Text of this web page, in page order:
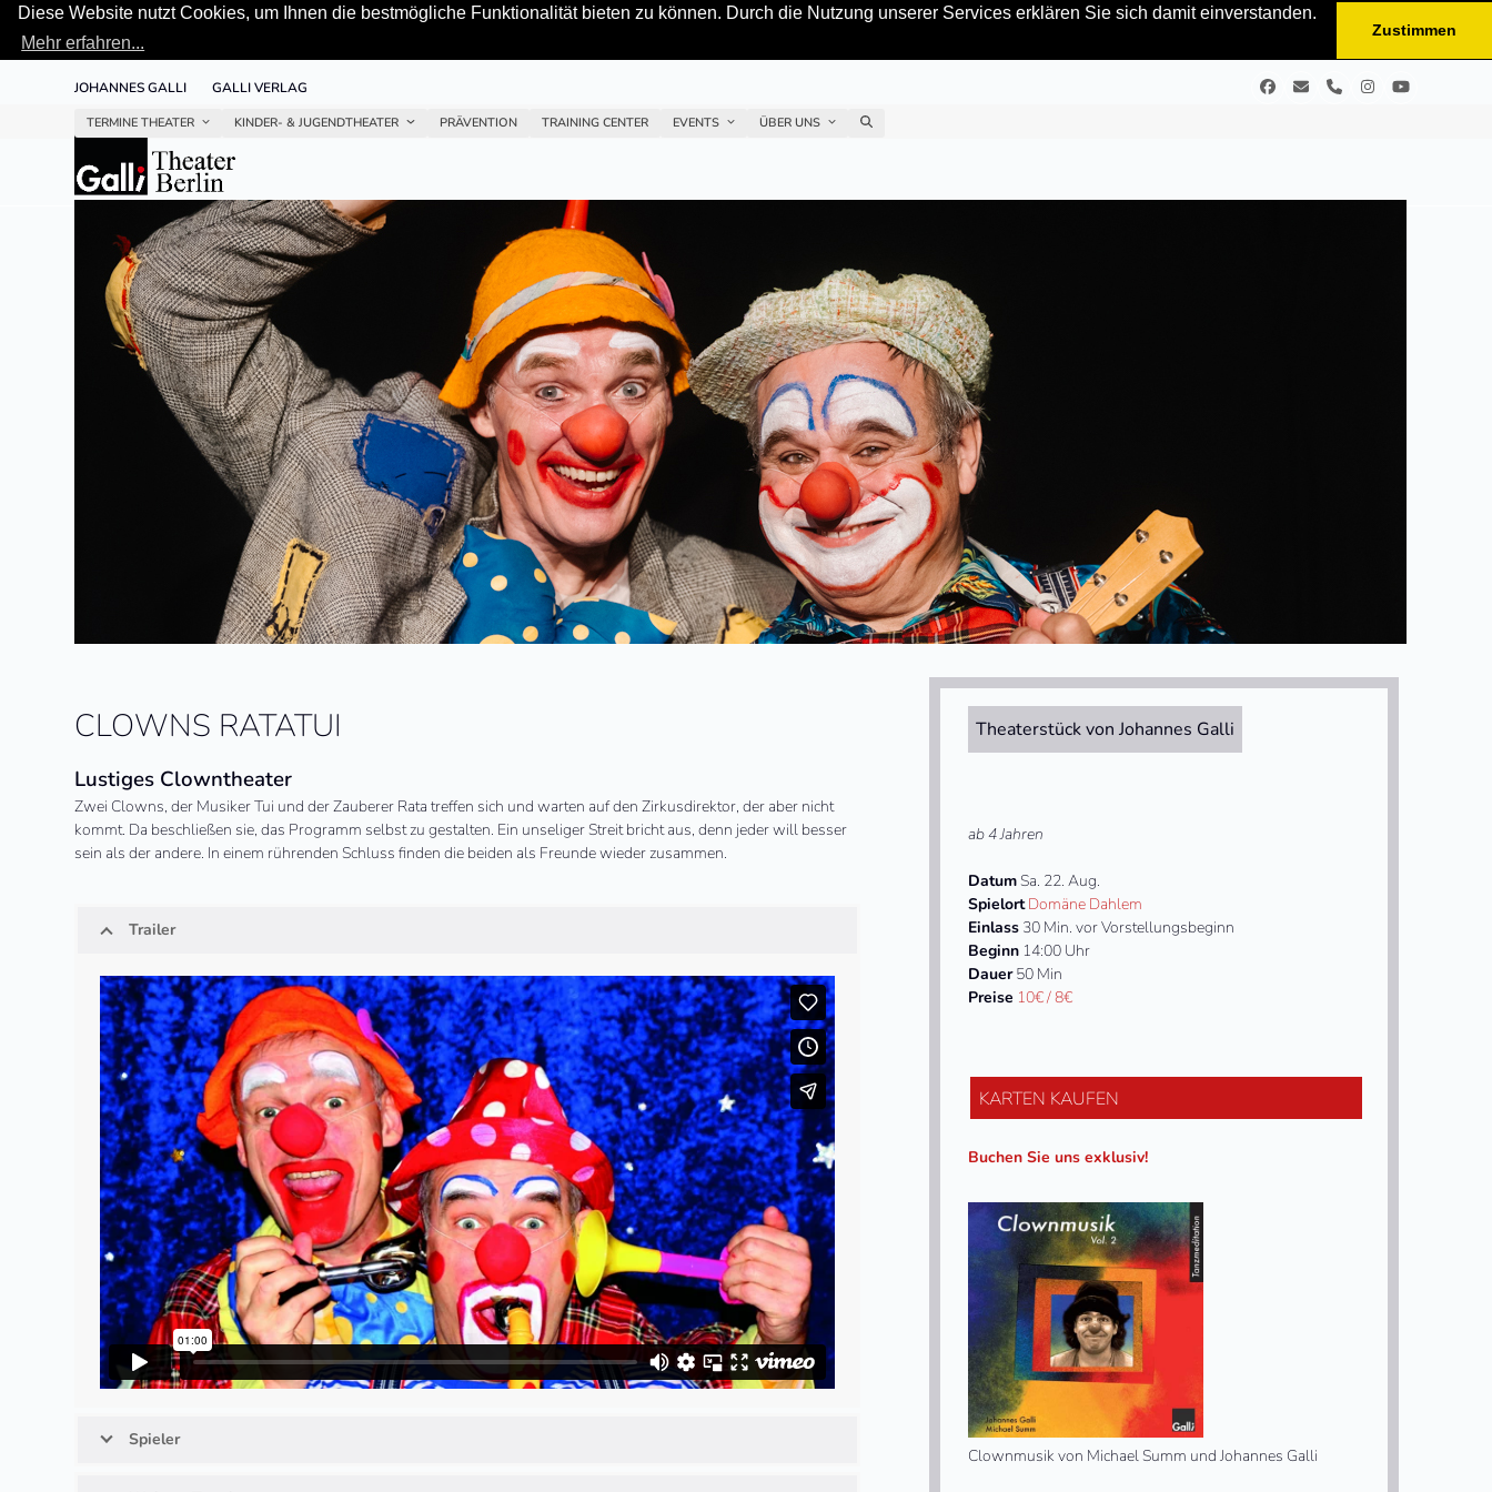
Diese Website nutzt Cookies, um Ihnen die bestmögliche Funktionalität bieten zu können. Durch die Nutzung unserer Services erklären Sie sich damit einverstanden.
Mehr erfahren...
Zustimmen
JOHANNES GALLI GALLI VERLAG Facebook
E- TelefonInstagramYouTube
TERMINE THEATER KINDER- & JUGENDTHEATER PRÄVENTION TRAINING CENTER EVENTS ÜBER UNS
CLOWNS RATATUI
Lustiges Clowntheater
Zwei Clowns, der Musiker Tui und der Zauberer Rata treffen sich und warten auf den Zirkusdirektor, der aber nicht
kommt. Da beschließen sie, das Programm selbst zu gestalten. Ein unseliger Streit bricht aus, denn jeder will besser
sein als der andere. In einem rührenden Schluss finden die beiden als Freunde wieder zusammen.
Trailer
Spieler
Theaterstück von Johannes Galli
ab 4 Jahren
DatumSa. 22. Aug.
Spielort Domäne Dahlem
Einlass 30 Min. vor Vorstellungsbeginn
Beginn 14:00 Uhr
Dauer50 Min
Preise 10€ / 8€
KARTEN KAUFEN
Buchen Sie uns exklusiv!
Clownmusik von Michael Summ und Johannes Galli